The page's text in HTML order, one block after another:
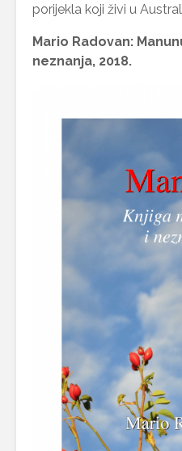
porijekla koji živi u
Mario Radovan:
neznanja, 2018.